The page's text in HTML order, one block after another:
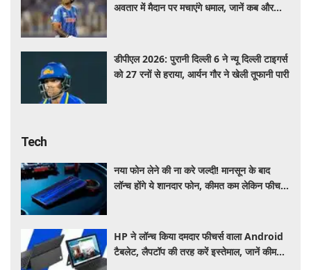
अवतार में मैदान पर मचाएंगे धमाल, जानें कब और
डीपीएल 2026: पुरानी दिल्ली 6 ने न्यू दिल्ली टाइगर्स
को 27 रनों से हराया, आर्यन गौर ने खेली तूफानी पारी
Tech
नया फोन लेने की ना करे जल्दी! मानसून के बाद
लॉन्च होंगे ये शानदार फोन, कीमत कम लेकिन फीचर्स
HP ने लॉन्च किया दमदार फीचर्स वाला Android
टैबलेट, लैपटॉप की तरह करें इस्तेमाल, जानें कीमत,